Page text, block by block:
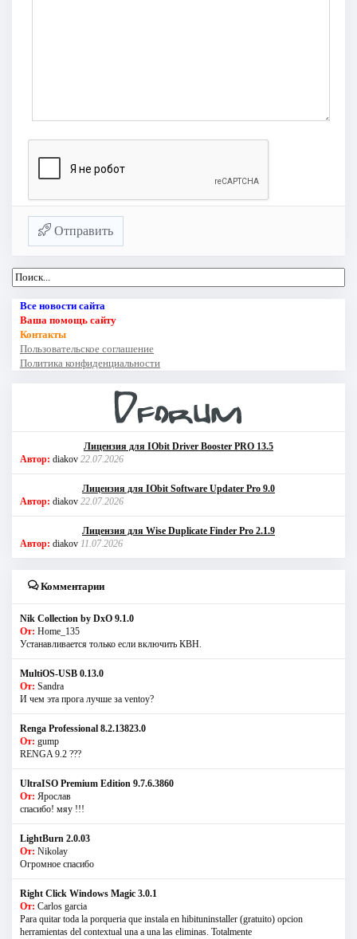
Отправить
Все новости сайта
Ваша помощь сайту
Контакты
Пользовательское соглашение
Политика конфиденциальности
Лицензия для IObit Driver Booster PRO 13.5
Автор: diakov 22.07.2026
Лицензия для IObit Software Updater Pro 9.0
Автор: diakov 22.07.2026
Лицензия для Wise Duplicate Finder Pro 2.1.9
Автор: diakov 11.07.2026
Комментарии
Nik Collection by DxO 9.1.0
От: Home_135
Устанавливается только если включить КВН.
MultiOS-USB 0.13.0
От: Sandra
И чем эта прога лучше за ventoy?
Renga Professional 8.2.13823.0
От: gump
RENGA 9.2 ???
UltraISO Premium Edition 9.7.6.3860
От: Ярослав
спасибо! мяу !!!
LightBurn 2.0.03
От: Nikolay
Огромное спасибо
Right Click Windows Magic 3.0.1
От: Carlos garcia
Para quitar toda la porqueria que instala en hibituninstaller (gratuito) opcion
herramientas del contextual una a una las eliminas. Totalmente